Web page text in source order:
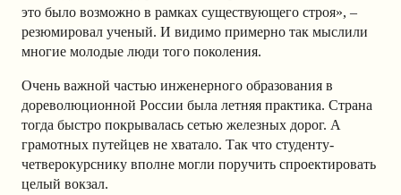
это было возможно в рамках существующего строя», –
резюмировал ученый. И видимо примерно так мыслили
многие молодые люди того поколения.
Очень важной частью инженерного образования в
дореволюционной России была летняя практика. Страна
тогда быстро покрывалась сетью железных дорог. А
грамотных путейцев не хватало. Так что студенту-
четверокурснику вполне могли поручить спроектировать
целый вокзал.